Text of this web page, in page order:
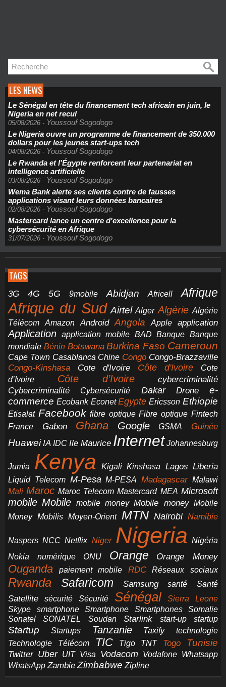
LES NEWS
Le Sénégal en tête du financement tech africain en juin, le
Nigeria en net recul
05/08/2026 - Youssouf Sogodogo
Le Nigeria ouvre un programme de financement de 350.000
dollars pour les jeunes start-ups tech
04/08/2026 - Youssouf Sogodogo
Le Rwanda et l'Égypte renforcent leur partenariat en
intelligence artificielle
03/08/2026 - Youssouf Sogodogo
Wema Bank alerte ses clients contre de fausses
applications visant leurs données bancaires
02/08/2026 - Youssouf Sogodogo
Mastercard lance un centre d'excellence pour la
cybersécurité en Afrique
31/07/2026 - Youssouf Sogodogo
TAGS
3G 4G 5G 9mobile Abidjan Africell Afrique
Afrique du Sud Airtel Alger Algérie Algérie
Télécom
Amazon Android Angola Apple application
Application application mobile BAD Banque Banque
mondiale Bénin Botswana Burkina Faso Cameroun
Cape Town Casablanca Chine Congo Congo-Brazzaville
Congo-Kinshasa Cote d'Ivoire Côte d'Ivoire
Cote
d’Ivoire
Côte d’Ivoire
cybercriminalité
Cybercriminalité
Cybersécurité Dakar Drone
e-
commerce Ecobank Econet Egypte Ericsson Ethiopie
Etisalat Facebook fibre optique Fibre optique Fintech
France
Gabon Ghana Google GSMA Guinée
Huawei IA IDC Ile Maurice Internet Johannesburg
Jumia Kenya Kigali Kinshasa Lagos Liberia
Liquid Telecom M-Pesa M-PESA Madagascar Malawi
Mali Maroc Maroc Telecom Mastercard MEA Microsoft
mobile Mobile mobile money Mobile money Mobile
Money Mobilis Moyen-Orient MTN Nairobi Namibie
Naspers NCC Netflix Niger Nigeria Nigéria
Nokia
numérique ONU Orange Orange Money
Ouganda paiement mobile RDC Réseaux sociaux
Rwanda Safaricom Samsung santé Santé
Satellite sécurité Sécurité Sénégal
Sierra Leone
Skype
smartphone Smartphone Smartphones
Somalie
Sonatel
SONATEL Soudan Starlink start-up startup
Startup Startups Tanzanie Taxify
technologie
Technologie
Télécom TIC Tigo TNT Togo Tunisie
Twitter Uber UIT Visa Vodacom Vodafone Whatsapp
WhatsApp Zambie Zimbabwe Zipline